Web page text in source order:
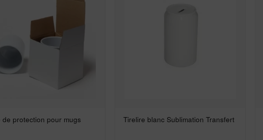
de protection pour mugs Tirelire blanc Sublimation Transfert